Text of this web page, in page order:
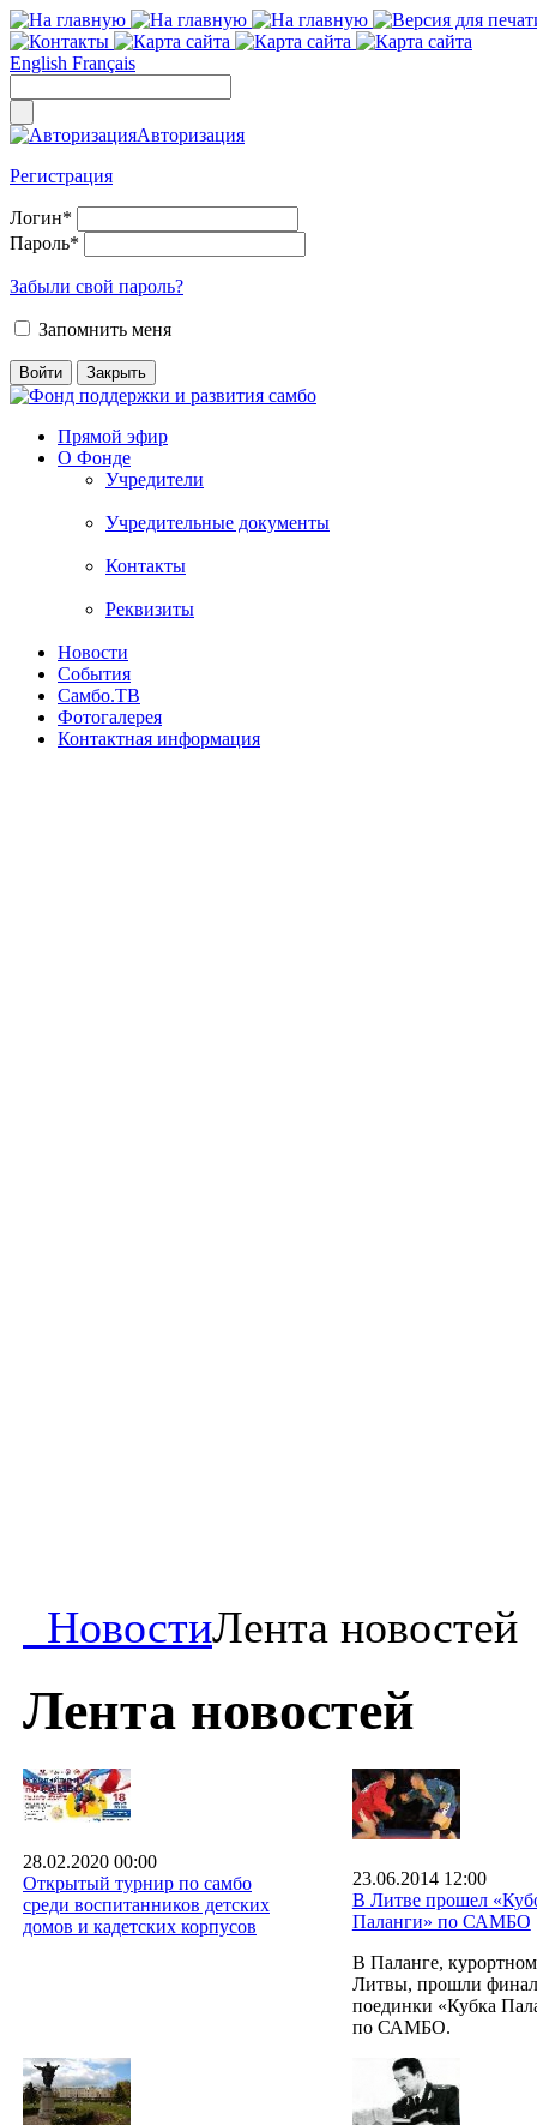
English Français
Авторизация
Регистрация
Логин*
Пароль*
Забыли свой пароль?
Запомнить меня
Прямой эфир
О Фонде
Учредители
Учредительные документы
Контакты
Реквизиты
Новости
События
Самбо.ТВ
Фотогалерея
Контактная информация
НовостиЛента новостей
Лента новостей
28.02.2020 00:00
Открытый турнир по самбо
среди воспитанников детских
домов и кадетских корпусов
23.06.2014 12:00
В Литве прошел
Паланги» по САМБО
В Паланге,
Литвы, прошли
поединки «Кубка
по САМБО.